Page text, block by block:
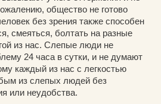
общество не готово
без зрения также способен
смеяться, болтать на разные
из нас. Слепые люди не
24 часа в сутки, и не думают
каждый из нас с легкостью
из слепых людей без
или неудобства.